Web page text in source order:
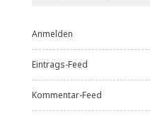
Anmelden
Eintrags-Feed
Kommentar-Feed